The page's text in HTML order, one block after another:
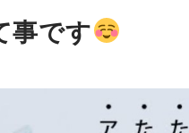
事です